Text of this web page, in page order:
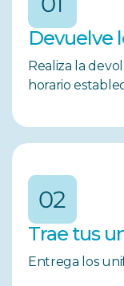
Devuelve
Realiza la
horario
Trae tus
Entrega los